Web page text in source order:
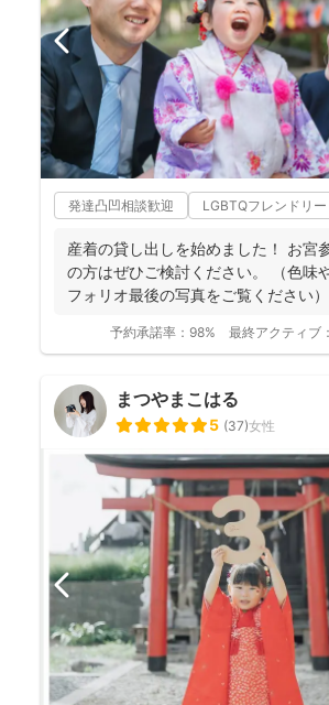
発達凸凹相談歓迎 LGBTQフレンドリー
産着の貸し出しを始めました！ お宮
の方はぜひご検討ください。 （色味
フォリオ最後の写真をご覧ください
予約承諾率： 98% 最終アクティブ：
まつやまこはる
5 (37)女性